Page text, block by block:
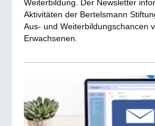
Weiterbildung. Der Newsletter
Aktivitäten der Bertelsmann
Aus- und Weiterbildungschancen
Erwachsenen.